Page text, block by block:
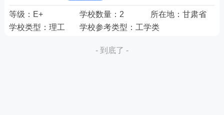
等级： E+ 学校数量： 2 所在地： 甘肃省
学校类型： 理工 学校参考类型： 工学类
- 到底了 -